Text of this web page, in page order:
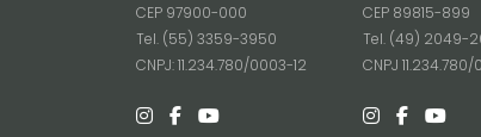
CEP 97900-000
Tel. (55) 3359-3950
CNPJ: 11.234.780/0003-12
CEP 89815-899
Tel. (49) 2049-
CNPJ